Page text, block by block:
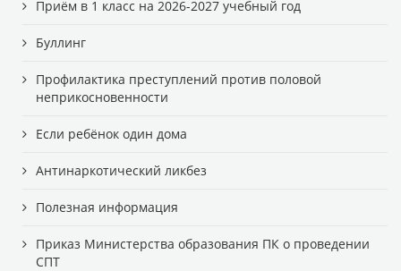
Приём в 1 класс на 2026-2027 учебный год
Буллинг
Профилактика преступлений против половой
неприкосновенности
Если ребёнок один дома
Антинаркотический ликбез
Полезная информация
Приказ Министерства образования ПК о проведении
СПТ